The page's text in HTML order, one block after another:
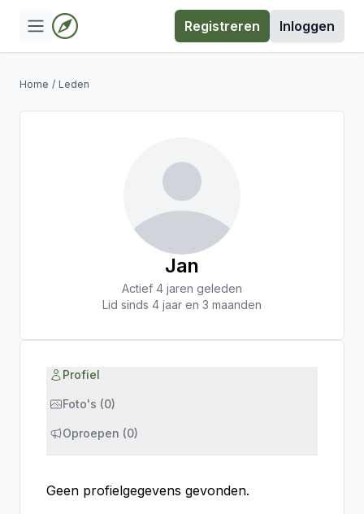
Registreren Inloggen
Home / Leden
Jan
Actief 4 jaren geleden
Lid sinds 4 jaar en 3 maanden
Profiel
Foto's (0)
Oproepen (0)
Geen profielgegevens gevonden.